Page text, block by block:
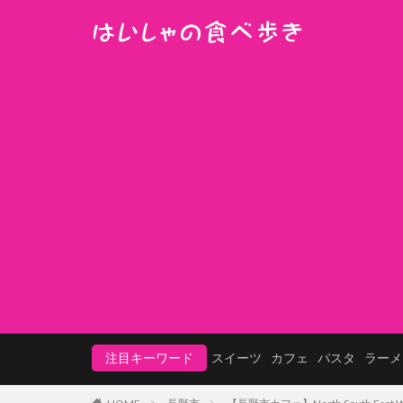
注目キーワード スイーツ カフェ パスタ ラー